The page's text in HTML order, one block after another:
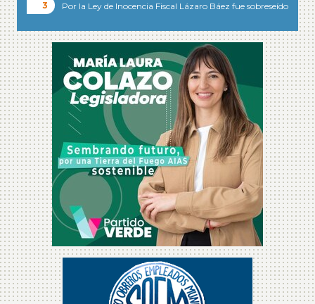
Por la Ley de Inocencia Fiscal Lázaro Báez fue sobreseído